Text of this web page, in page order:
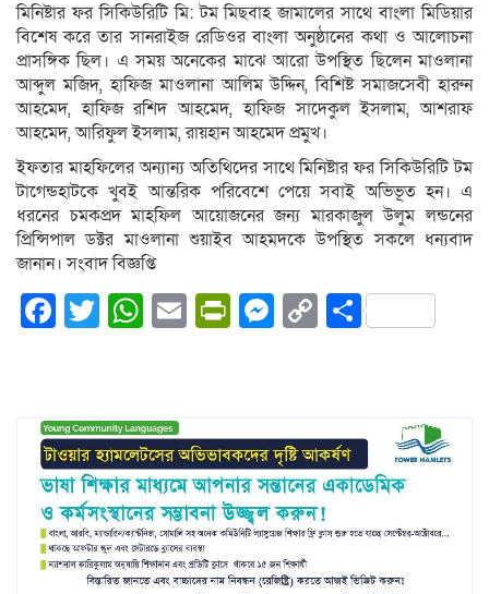
মিনিষ্টার ফর সিকিউরিটি মি: টম মিছবাহ জামালের সাথে বাংলা মিডিয়ার
বিশেষ করে তার সানরাইজ রেডিওর বাংলা অনুষ্ঠানের কথা ও আলোচনা
প্রাসঙ্গিক ছিল। এ সময় অনেকের মাঝে আরো উপস্থিত ছিলেন মাওলানা
আব্দুল মজিদ, হাফিজ মাওলানা আলিম উদ্দিন, বিশিষ্ট সমাজসেবী হারুন
আহমেদ, হাফিজ রশিদ আহমেদ, হাফিজ সাদেকুল ইসলাম, আশরাফ
আহমেদ, আরিফুল ইসলাম, রায়হান আহমেদ প্রমুখ।
ইফতার মাহফিলের অন্যান্য অতিথিদের সাথে মিনিষ্টার ফর সিকিউরিটি টম
টাগেন্ডহাটকে খুবই আন্তরিক পরিবেশে পেয়ে সবাই অভিভূত হন। এ
ধরনের চমকপ্রদ মাহফিল আয়োজনের জন্য মারকাজুল উলুম লন্ডনের
প্রিন্সিপাল ডক্টর মাওলানা শুয়াইব আহমদকে উপস্থিত সকলে ধন্যবাদ
জানান। সংবাদ বিজ্ঞপ্তি
Facebook
Twitter
WhatsApp
EmailPrintFriendly
Messenger
CopyShare